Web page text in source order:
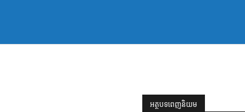
អត្ថបទពេញនិយម